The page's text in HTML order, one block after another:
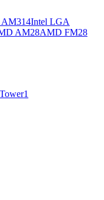
14Intel LGA
AM28AMD FM28
Tower1